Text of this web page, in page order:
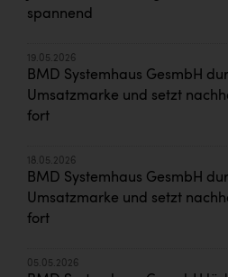
spannend
19.05.2026
BMD Systemhaus GesmbH
Umsatzmarke und setzt
fort
18.05.2026
BMD Systemhaus GesmbH
Umsatzmarke und setzt
fort
05.05.2026